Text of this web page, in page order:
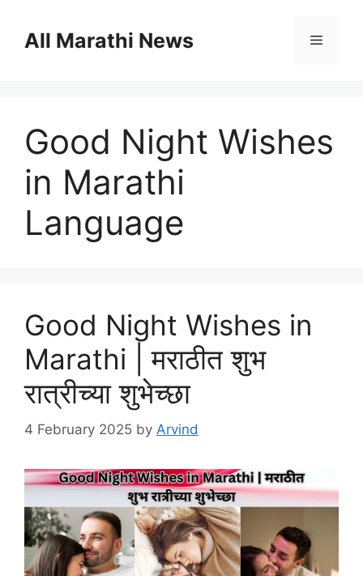
contentAll Marathi News Menu
Good Night Wishes
in Marathi
Language
Good Night Wishes in
Marathi | मराठीत शुभ
रात्रीच्या शुभेच्छा
4 February 2025 by Arvind